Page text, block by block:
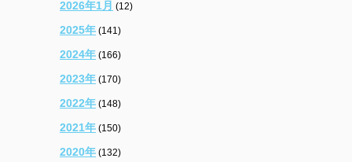
2026年1月 (12)
2025年 (141)
2024年 (166)
2023年 (170)
2022年 (148)
2021年 (150)
2020年 (132)